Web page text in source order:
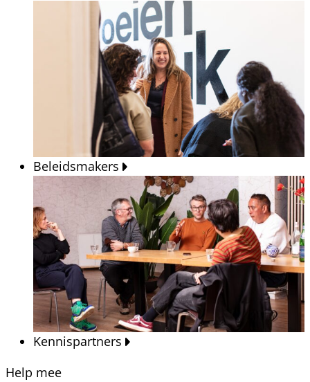
Beleidsmakers
Kennispartners
Help mee